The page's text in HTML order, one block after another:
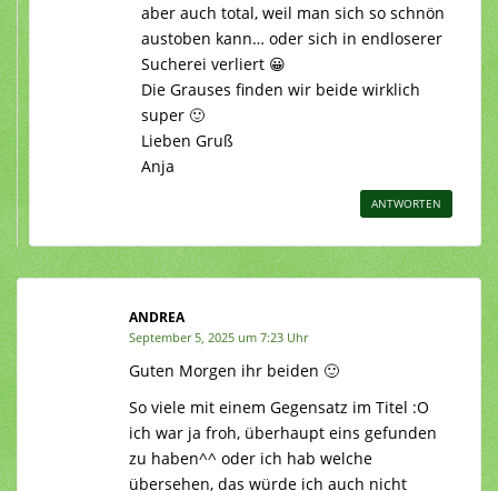
aber auch total, weil man sich so schnön
austoben kann… oder sich in endloserer
Sucherei verliert 😀
Die Grauses finden wir beide wirklich
super 🙂
Lieben Gruß
Anja
ANTWORTEN
ANDREA
September 5, 2025 um 7:23 Uhr
Guten Morgen ihr beiden 🙂
So viele mit einem Gegensatz im Titel :O
ich war ja froh, überhaupt eins gefunden
zu haben^^ oder ich hab welche
übersehen, das würde ich auch nicht